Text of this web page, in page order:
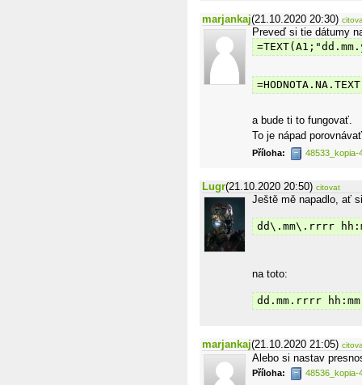
marjankaj(21.10.2020 20:30)
Preveď si tie dátumy
a bude ti to fungovať.
To je nápad
Příloha: 48533_kopia-
Lugr(21.10.2020 20:50) citovat
Ještě mě napadlo, ať
dd\.mm\.rrrr
na toto:
dd.mm.rrrr hh:mm
marjankaj(21.10.2020 21:05)
Alebo si nastav
Příloha: 48536_kopia-